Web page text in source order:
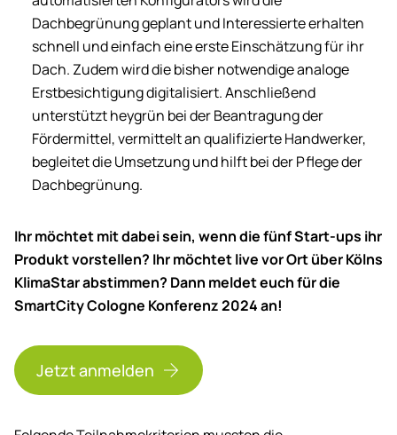
Dachbegrünung geplant und Interessierte erhalten
schnell und einfach eine erste Einschätzung für ihr
Dach. Zudem wird die bisher notwendige analoge
Erstbesichtigung digitalisiert. Anschließend
unterstützt heygrün bei der Beantragung der
Fördermittel, vermittelt an qualifizierte Handwerker,
begleitet die Umsetzung und hilft bei der Pflege der
Dachbegrünung.
Ihr möchtet mit dabei sein, wenn die fünf Start-ups ihr
Produkt vorstellen? Ihr möchtet live vor Ort über Kölns
KlimaStar abstimmen? Dann meldet euch für die
SmartCity Cologne Konferenz 2024 an!
Jetzt anmelden